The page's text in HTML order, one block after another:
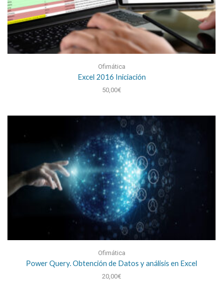
Ofimática
Excel 2016 Iniciación
50,00€
Ofimática
Power Query. Obtención de Datos y análisis en Excel
20,00€